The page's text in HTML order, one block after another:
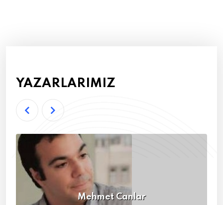
YAZARLARIMIZ
Mehmet Canlar